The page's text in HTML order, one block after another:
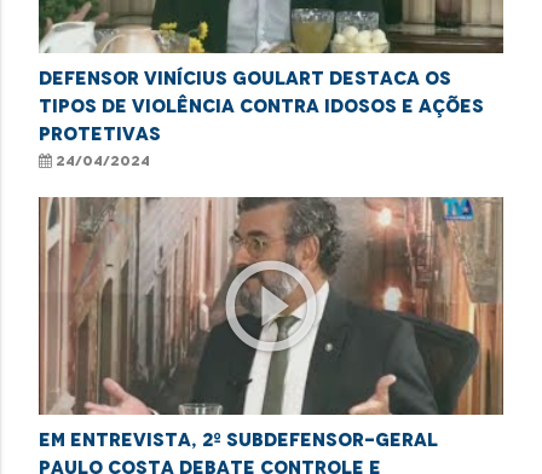
Defensor Vinícius Goulart destaca os
tipos de violência contra idosos e ações
protetivas
24/04/2024
play_circle_outline
Em entrevista, 2º Subdefensor-Geral
Paulo Costa debate controle e